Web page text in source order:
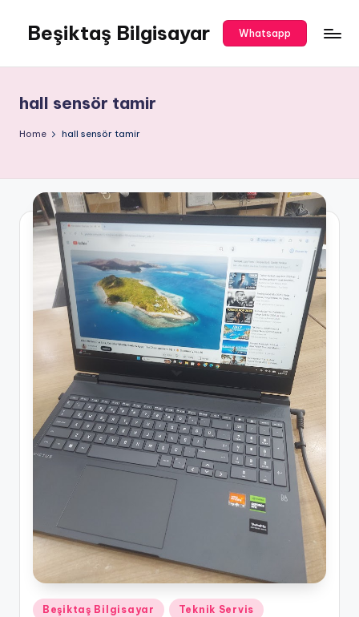
content
Beşiktaş Bilgisayar
Servisi
Whatsapp
hall sensör tamir
Home hall sensör tamir
Posted
Beşiktaş Bilgisayar Teknik Servis